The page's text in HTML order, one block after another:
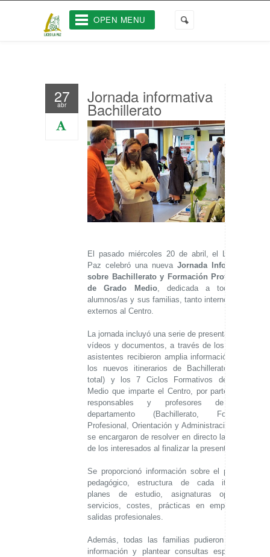
OPEN MENU
27
abr Jornada informativa
Bachillerato
El pasado miércoles 20 de abril, el Liceo La
Paz celebró una nuevaJornada Informativa
sobre Bachillerato y Formación Profesional
de Grado Medio, dedicada a todos los
alumnos/as y sus familias, tanto internos como
externos al Centro.
La jornada incluyó una serie de presentaciones,
vídeos y documentos, a través de los que los
asistentes recibieron amplia información sobre
los nuevos itinerarios de Bachillerato (6 en
total) y los 7 Ciclos Formativos de Grado
Medio que imparte el Centro, por parte de los
responsables y profesores de cada
departamento (Bachillerato, Formación
Profesional, Orientación y Administración), que
se encargaron de resolver en directo las dudas
de los interesados al finalizar la presentación.
Se proporcionó información sobre el proyecto
pedagógico, estructura de cada itinerario,
planes de estudio, asignaturas optativas,
servicios, costes, prácticas en empresas y
salidas profesionales.
Además, todas las familias pudieron ampliar
información y plantear consultas específicas